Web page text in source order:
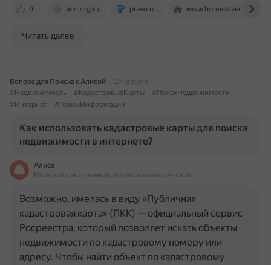
0 anri.org.ru pravo.ru www.homesoverseas.ru
Читать далее
Вопрос для Поиска с Алисой
27 апреля
#Недвижимость
#КадастровыеКарты
#ПоискНедвижимости
#Интернет
#ПоискИнформации
Как использовать кадастровые карты для поиска
недвижимости в интернете?
Алиса
На основе источников, возможны неточности
Возможно, имелась в виду «Публичная
кадастровая карта» (ПКК) — официальный сервис
Росреестра, который позволяет искать объекты
недвижимости по кадастровому номеру или
адресу. Чтобы найти объект по кадастровому